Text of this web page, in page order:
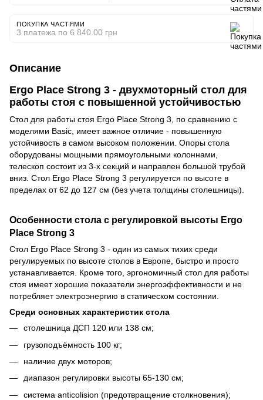
ПОКУПКА ЧАСТЯМИ
3 платежа по 6 840.00 грн
Описание
Ergo Place Strong 3 - двухмоторный стол для
работы стоя с повышенной устойчивостью
Стол для работы стоя Ergo Place Strong 3, по сравнению с
моделями Basic, имеет важное отличие - повышенную
устойчивость в самом высоком положении. Опоры стола
оборудованы мощными прямоугольными колоннами,
телескоп состоит из 3-х секций и направлен большой трубой
вниз. Стол Ergo Place Strong 3 регулируется по высоте в
пределах от 62 до 127 см (без учета толщины столешницы).
Особенности стола с регулировкой высоты Ergo
Place Strong 3
Стол Ergo Place Strong 3 - один из самых тихих среди
регулируемых по высоте столов в Европе, быстро и просто
устанавливается. Кроме того, эргономичный стол для работы
стоя имеет хорошие показатели энергоэффективности и не
потребляет электроэнергию в статическом состоянии.
Среди основных характеристик стола
столешница ДСП 120 или 138 см;
грузоподъёмность 100 кг;
наличие двух моторов;
диапазон регулировки высоты 65-130 см;
система anticolision (предотвращение столкновения);